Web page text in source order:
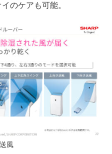
のケアも可能。
風